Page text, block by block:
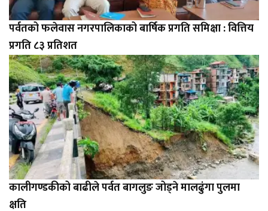
पर्वतको फलेवास नगरपालिकाको बार्षिक प्रगति समिक्षा : वित्तिय
प्रगति ८३ प्रतिशत
कालीगण्डकीको बाढीले पर्वत बागलुङ जोड्ने मालढुंगा पुलमा
क्षति